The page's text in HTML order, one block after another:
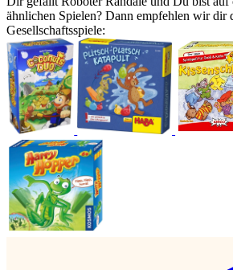
ähnlichen Spielen? Dann empfehlen wir dir
Gesellschaftsspiele: